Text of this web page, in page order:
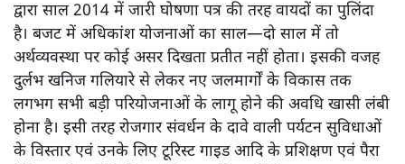
द्वारा साल 2014 में जारी घोषणा पत्र की तरह वायदों का पुलिंदा
है। बजट में अधिकांश योजनाओं का साल—दो साल में तो
अर्थव्यवस्था पर कोई असर दिखता प्रतीत नहीं होता। इसकी वजह
दुर्लभ खनिज गलियारे से लेकर नए जलमार्गों के विकास तक
लगभग सभी बड़ी परियोजनाओं के लागू होने की अवधि खासी लंबी
होना है। इसी तरह रोजगार संवर्धन के दावे वाली पर्यटन सुविधाओं
के विस्तार एवं उनके लिए टूरिस्ट गाइड आदि के प्रशिक्षण एवं पैरा